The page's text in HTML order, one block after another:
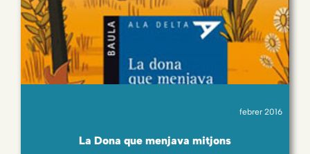
febrer 2016
La Dona que menjava mitjons